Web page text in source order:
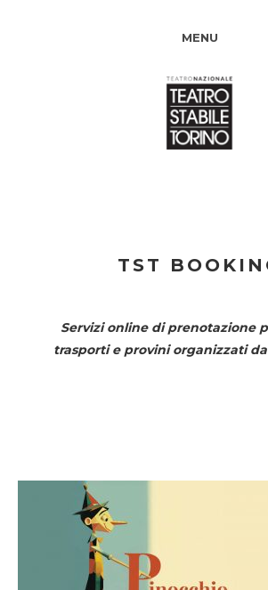
MENU
TST
Servizi online di prenotazione
trasporti e provini organizzati